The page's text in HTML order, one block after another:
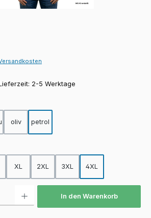
2-5 Werktage
oliv petrol
XL 2XL 3XL 4XL
In den Warenkorb